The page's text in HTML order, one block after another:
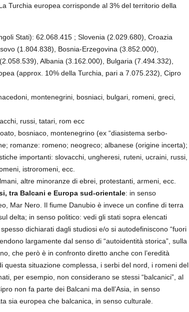
Turchia europea corrisponde al 3% del territorio della
Stati): 62.068.415 ; Slovenia (2.029.680), Croazia
(1.804.838), Bosnia-Erzegovina (3.852.000),
Albania (3.162.000), Bulgaria (7.494.332),
(approx. 10% della Turchia, pari a 7.075.232), Cipro
montenegrini, bosniaci, bulgari, romeni, greci,
russi, tatari, rom ecc
bosniaco, montenegrino (ex “diasistema serbo-
romanze: romeno; neogreco; albanese (origine incerta);
importanti: slovacchi, ungheresi, ruteni, ucraini, russi,
istroromeni, ecc.
altre minoranze di ebrei, protestanti, armeni, ecc.
tra Balcani e Europa sud-orientale: in senso
Mar Nero. Il fiume Danubio è invece un confine di terra
delta; in senso politico: vedi gli stati sopra elencati
dichiarati dagli studiosi e/o si autodefiniscono “fuori
largamente dal senso di “autoidentità storica”, sulla
che però è in confronto diretto anche con l’eredità
questa situazione complessa, i serbi del nord, i romeni del
per esempio, non considerano se stessi “balcanici”, al
non fa parte dei Balcani ma dell’Asia, in senso
sia europea che balcanica, in senso culturale.